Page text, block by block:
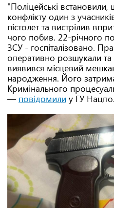
"Поліцейські
конфлікту один з
пістолет та вистрілив
чого побив. 22-річного
ЗСУ - госпіталізовано.
оперативно розшукали
виявився місцевий
народження. Його
Кримінального
— повідомили у ГУ